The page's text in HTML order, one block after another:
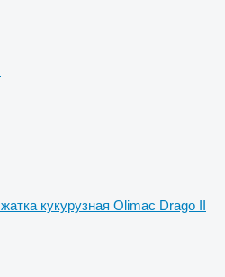
жатка кукурузная Olimac Drago II